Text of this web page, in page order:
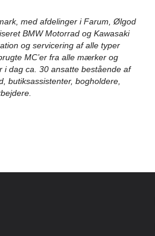
med afdelinger i Farum, Ølgod
BMW Motorrad og Kawasaki
og servicering af alle typer
MC’er fra alle mærker og
dag ca. 30 ansatte bestående af
bogholdere,